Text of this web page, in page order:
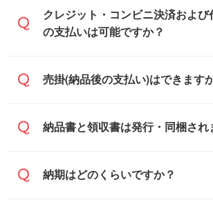
通常、翌営業日までにお送りして
す。混雑状況によっては、お時間
翌営業日以降のご連絡となります
クレジット・コンビニ決済および
の支払いは可能ですか？
銀行振込のみのご対応となります
売掛(納品後の支払い)はできます
基本的には先入金をお願いしてお
に対応可能です。
納品書と領収書は発行・同梱され
納品書・領収書は ご依頼をいただ
納期はどのくらいですか？